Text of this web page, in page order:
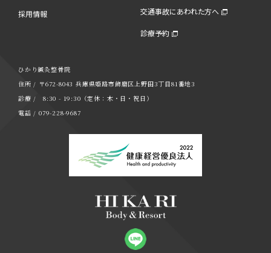
採用情報 交通事故にあわれた方へ
診療予約
ひかり鍼灸整骨院
住所 / 〒672-8043 兵庫県姫路市飾磨区上野田3丁目81番地3
診療 / 8:30 - 19:30（定休：木・日・祝日）
電話 / 079-228-9687